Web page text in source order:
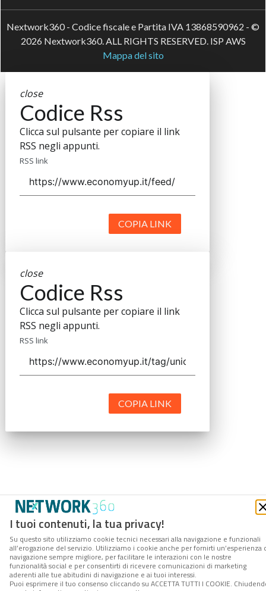
I tuoi contenuti, la tua privacy!
Su questo sito utilizziamo cookie tecnici necessari alla navigazione e funzionali
all’erogazione del servizio. Utilizziamo i cookie anche per fornirti un’esperienza
navigazione sempre migliore, per facilitare le interazioni con le nostre
funzionalità social e per consentirti di ricevere comunicazioni di marketing
aderenti alle tue abitudini di navigazione e ai tuoi interessi.
Puoi esprimere il tuo consenso cliccando su ACCETTA TUTTI I COOKIE.
Nextwork360 - Codice fiscale e Partita IVA 13868590962 - ©
2026 Nextwork360. ALL RIGHTS RESERVED. ISP AWS
Mappa del sito
close
Codice Rss
Clicca sul pulsante per copiare il link
RSS negli appunti.
RSS link
COPIA LINK
close
Codice Rss
Clicca sul pulsante per copiare il link
RSS negli appunti.
RSS link
COPIA LINK